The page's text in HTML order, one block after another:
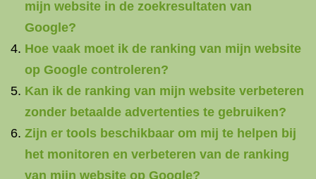
mijn website in de zoekresultaten van
Google?
Hoe vaak moet ik de ranking van mijn website
op Google controleren?
Kan ik de ranking van mijn website verbeteren
zonder betaalde advertenties te gebruiken?
Zijn er tools beschikbaar om mij te helpen bij
het monitoren en verbeteren van de ranking
van mijn website op Google?